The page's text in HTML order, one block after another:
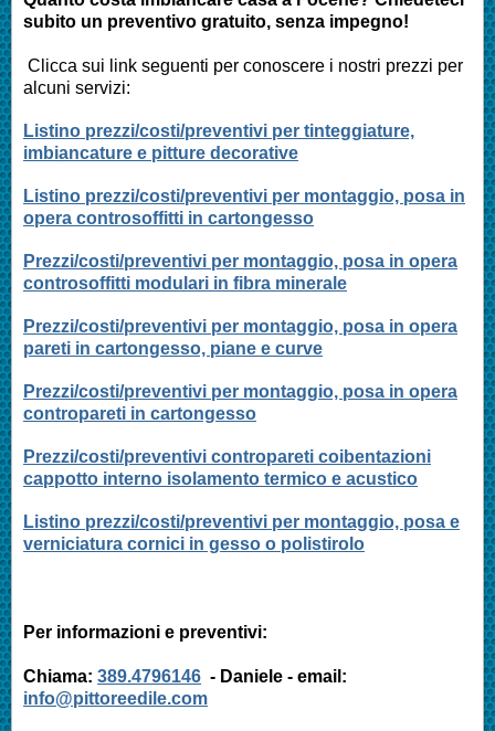
subito un preventivo gratuito, senza impegno!
Clicca sui link seguenti per conoscere i nostri prezzi per
alcuni servizi:
Listino prezzi/costi/preventivi per tinteggiature,
imbiancature e pitture decorative
Listino prezzi/costi/preventivi per montaggio, posa in
opera controsoffitti in cartongesso
Prezzi/costi/preventivi per montaggio, posa in opera
controsoffitti modulari in fibra minerale
Prezzi/costi/preventivi per montaggio, posa in opera
pareti in cartongesso, piane e curve
Prezzi/costi/preventivi per montaggio, posa in opera
contropareti in cartongesso
Prezzi/costi/preventivi contropareti coibentazioni
cappotto interno isolamento termico e acustico
Listino prezzi/costi/preventivi per montaggio, posa e
verniciatura cornici in gesso o polistirolo
Per informazioni e preventivi:
Chiama: 389.4796146 - Daniele - email:
info@pittoreedile.com